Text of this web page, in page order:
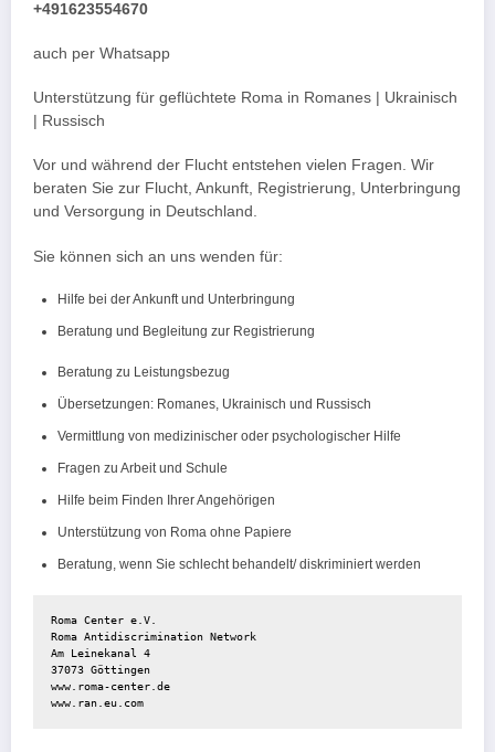
+491623554670
auch per Whatsapp
Unterstützung für geflüchtete Roma in Romanes | Ukrainisch
| Russisch
Vor und während der Flucht entstehen vielen Fragen. Wir
beraten Sie zur Flucht, Ankunft, Registrierung, Unterbringung
und Versorgung in Deutschland.
Sie können sich an uns wenden für:
Hilfe bei der Ankunft und Unterbringung
Beratung und Begleitung zur Registrierung
Beratung zu Leistungsbezug
Übersetzungen: Romanes, Ukrainisch und Russisch
Vermittlung von medizinischer oder psychologischer Hilfe
Fragen zu Arbeit und Schule
Hilfe beim Finden Ihrer Angehörigen
Unterstützung von Roma ohne Papiere
Beratung, wenn Sie schlecht behandelt/ diskriminiert werden
Roma Center e.V.
Roma Antidiscrimination Network
Am Leinekanal 4
37073 Göttingen
www.roma-center.de
www.ran.eu.com